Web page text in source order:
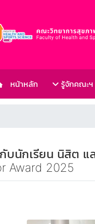
หน้าหลัก รู้จักคณะฯ
นักเรียน นิสิต แล
Award 2025